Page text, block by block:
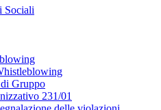
Sociali
Gruppo
231/01